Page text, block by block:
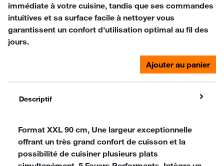
immédiate à votre cuisine, tandis que ses commandes
intuitives et sa surface facile à nettoyer vous
garantissent un confort d'utilisation optimal au fil des
jours.
Ajouter au panier
Descriptif
Format XXL 90 cm, Une largeur exceptionnelle
offrant un très grand confort de cuisson et la
possibilité de cuisiner plusieurs plats